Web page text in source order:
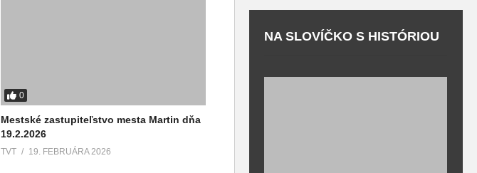
0
Mestské zastupiteľstvo mesta Martin dňa
19.2.2026
TVT 19. FEBRUÁRA 2026
NA SLOVÍČKO S HISTÓRIOU